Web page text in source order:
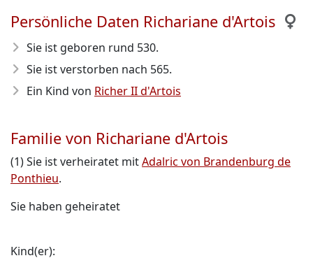
Persönliche Daten Richariane d'Artois
Sie ist geboren rund 530.
Sie ist verstorben nach 565.
Ein Kind von Richer II d'Artois
Familie von Richariane d'Artois
(1) Sie ist verheiratet mitAdalric von Brandenburg de
Ponthieu.
Sie haben geheiratet
Kind(er):